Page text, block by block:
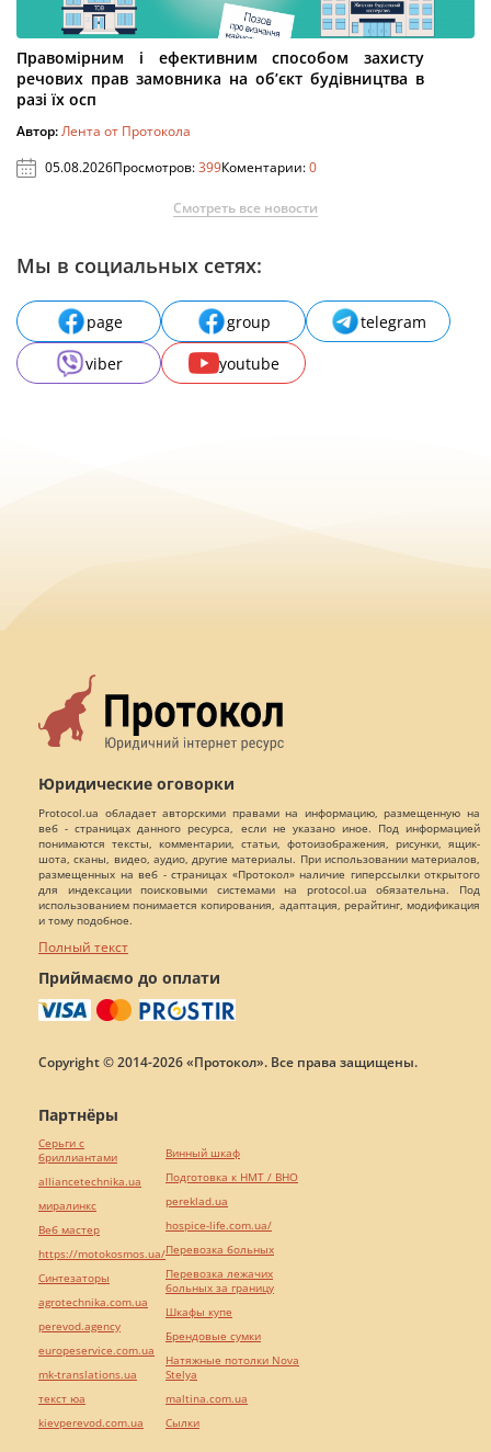
Правомірним і ефективним способом захисту
речових прав замовника на об’єкт будівництва в
разі їх осп
Автор:Лента от Протокола
05.08.2026Просмотров:399Коментарии:0
Смотреть все новости
Мы в социальных сетях:
page group
telegram
viber
youtube
Юридические оговорки
Protocol.ua обладает авторскими правами на информацию, размещенную на
веб - страницах данного ресурса, если не указано иное. Под информацией
понимаются тексты, комментарии, статьи, фотоизображения, рисунки, ящик-
шота, сканы, видео, аудио, другие материалы. При использовании материалов,
размещенных на веб - страницах «Протокол» наличие гиперссылки открытого
для индексации поисковыми системами на protocol.ua обязательна. Под
использованием понимается копирования, адаптация, рерайтинг, модификация
и тому подобное.
Полный текст
Приймаємо до оплати
Copyright © 2014-2026 «Протокол». Все права защищены.
Партнёры
Серьги с
бриллиантами
alliancetechnika.ua
миралинкс
Веб мастер
https://motokosmos.ua/
Синтезаторы
agrotechnika.com.ua
perevod.agency
europeservice.com.ua
mk-translations.ua
текст юа
kievperevod.com.ua
Винный шкаф
Подготовка к НМТ / ВНО
pereklad.ua
hospice-life.com.ua/
Перевозка больных
Перевозка лежачих
больных за границу
Шкафы купе
Брендовые сумки
Натяжные потолки Nova
Stelya
maltina.com.ua
Cылки